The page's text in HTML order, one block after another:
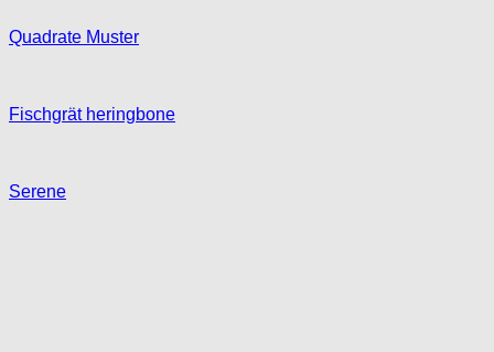
Quadrate Muster
Fischgrät heringbone
Serene